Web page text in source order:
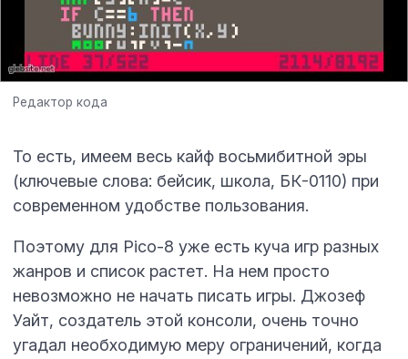
Редактор кода
То есть, имеем весь кайф восьмибитной эры
(ключевые слова: бейсик, школа, БК-0110) при
современном удобстве пользования.
Поэтому для Pico-8 уже есть куча игр разных
жанров и список растет. На нем просто
невозможно не начать писать игры. Джозеф
Уайт, создатель этой консоли, очень точно
угадал необходимую меру ограничений, когда